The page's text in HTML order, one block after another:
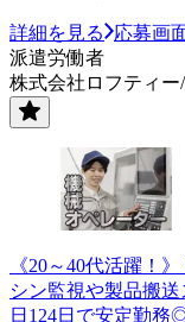
詳細を見る
応募画
派遣労働者
株式会社ロフティー
《20～40代活躍！
シン監視や製品搬
日124日で安定勤務